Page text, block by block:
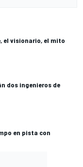
el visionario, el mito
dos ingenieros de
en pista con